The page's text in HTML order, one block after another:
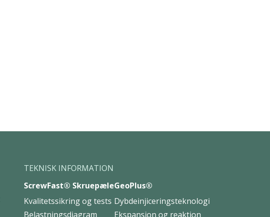
TEKNISK INFORMATION
ScrewFast® Skruepæle
Kvalitetssikring og tests
Belastningsdiagram
GeoPlus®
Dybdeinjiceringsteknologi
Ekspansion og reaktion